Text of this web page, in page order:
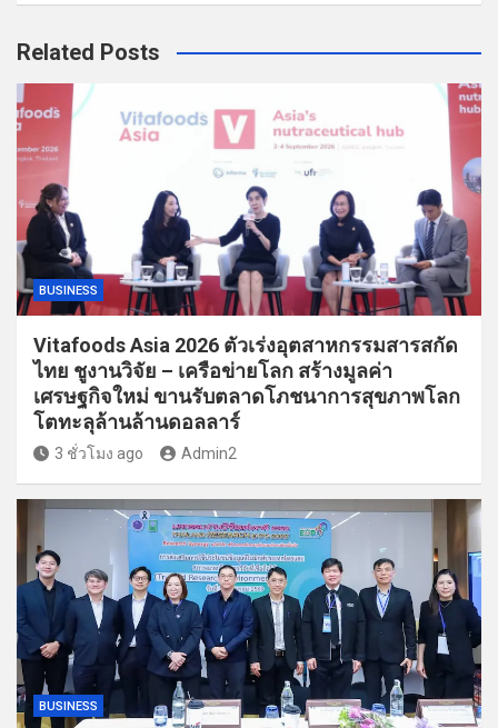
Related Posts
BUSINESS
Vitafoods Asia 2026 ตัวเร่งอุตสาหกรรมสารสกัด
ไทย ชูงานวิจัย – เครือข่ายโลก สร้างมูลค่า
เศรษฐกิจใหม่ ขานรับตลาดโภชนาการสุขภาพโลก
โตทะลุล้านล้านดอลลาร์
3 ชั่วโมง ago Admin2
BUSINESS